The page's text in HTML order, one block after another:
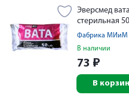
Эверсмед
стерильная
Фабрика МИиМ
В наличии
73 ₽
В